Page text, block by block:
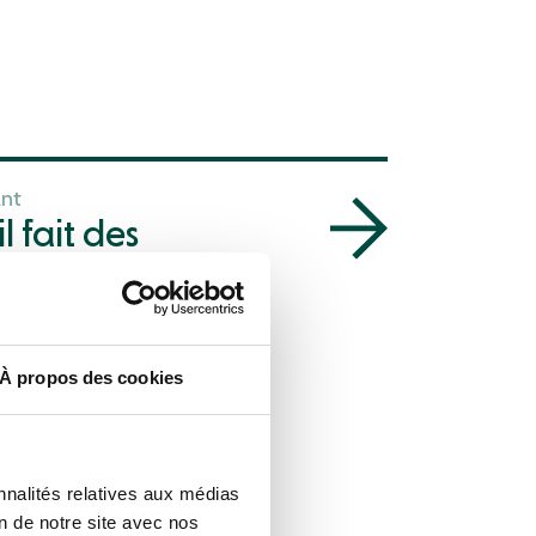
À propos des cookies
relatives aux médias
de notre site avec nos
fait des
personnelles
en dehors de
Tirer le meilleur
les données